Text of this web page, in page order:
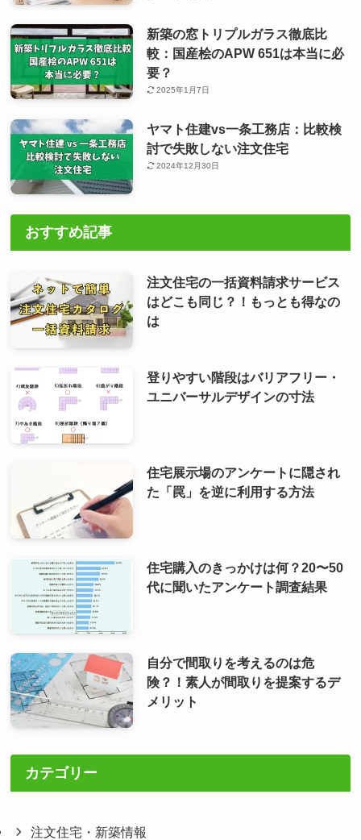
新築の窓トリプルガラス徹底比
較：国産桧のAPW 651は本当に必
要？
2025年1月7日
ヤマト住建vs一条工務店：比較検
討で失敗しない注文住宅
2024年12月30日
おすすめ記事
注文住宅の一括資料請求サービス
はどこも同じ？！もっとも得なの
は
登りやすい階段はバリアフリー・
ユニバーサルデザインの寸法
住宅展示場のアンケートに隠され
た「罠」を逆に利用する方法
住宅購入のきっかけは何？20〜50
代に聞いたアンケート調査結果
自分で間取りを考えるのは危
険？！素人が間取りを提案するデ
メリット
カテゴリー
注文住宅・新築情報